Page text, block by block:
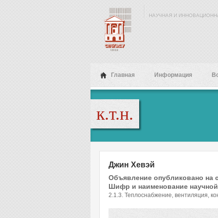
НАУЧНАЯ И
Главная Информация
к.т.н.
Джин Хевэй
Объявление опубликовано на
Шифр и наименование
2.1.3. Теплоснабжение, вентиляция,